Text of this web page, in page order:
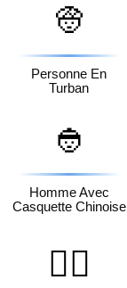
👳
Personne En
Turban
👲
Homme Avec
Casquette Chinoise
🤵‍♂️